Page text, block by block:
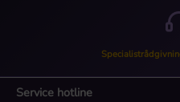
Service hotline